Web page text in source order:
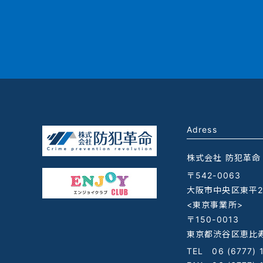
Adress
株式会社 防犯革命
〒542-0063
大阪市中央区東
<東京事業所>
〒150-0013
東京都渋谷区恵比
TEL06 (6777)